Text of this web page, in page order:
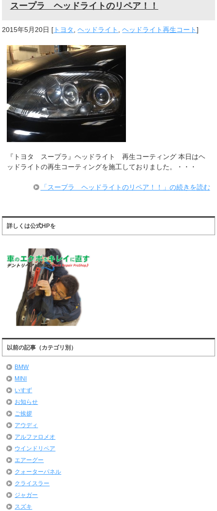
スープラ ヘッドライトのリペア！！
2015年5月20日 [ トヨタ ,ヘッドライト ,ヘッドライト再生コート]
『トヨタ スープラ』ヘッドライト 再生コーティング 本日はヘ
ッドライトの再生コーティングを施工しておりました。・・・
「スープラ ヘッドライトのリペア！！」の続きを読む
詳しくは公式HPを
以前の記事（カテゴリ別）
BMW
MINI
いすず
お知らせ
ご挨拶
アウディ
アルファロメオ
ウインドリペア
エアーグー
クォーターパネル
クライスラー
ジャガー
スズキ